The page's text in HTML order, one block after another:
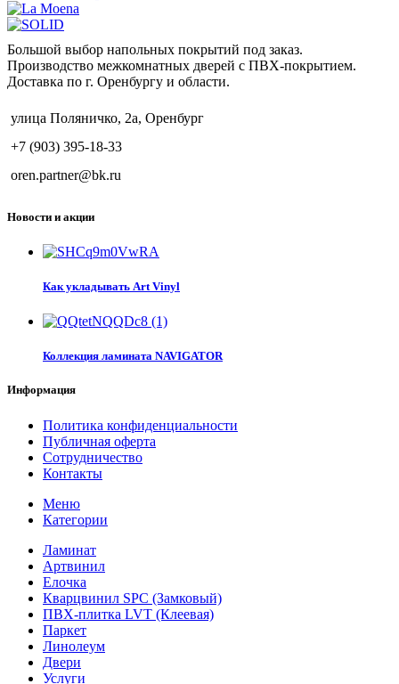
Большой выбор напольных покрытий под заказ.
Производство межкомнатных дверей с ПВХ-покрытием.
Доставка по г. Оренбургу и области.
улица Поляничко, 2а, Оренбург
+7 (903) 395-18-33
oren.partner@bk.ru
Новости и акции
Как укладывать Art Vinyl
Коллекция ламината NAVIGATOR
Информация
Политика конфиденциальности
Публичная оферта
Сотрудничество
Контакты
Меню
Категории
Ламинат
Артвинил
Елочка
Кварцвинил SPC (Замковый)
ПВХ-плитка LVT (Клеевая)
Паркет
Линолеум
Двери
Услуги